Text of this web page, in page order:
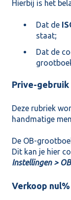
Hierbij is het
Dat de
staat;
Dat de
Prive-gebruik
Deze rubriek
handmatige
De OB-
Dit kan je hier
Instellingen >
Verkoop